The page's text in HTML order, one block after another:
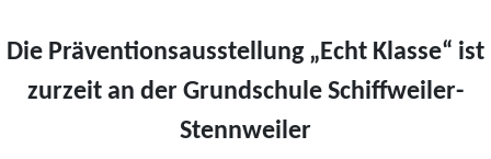
Die Präventionsausstellung „Echt Klasse“ ist
zurzeit an der Grundschule Schiffweiler-
Stennweiler